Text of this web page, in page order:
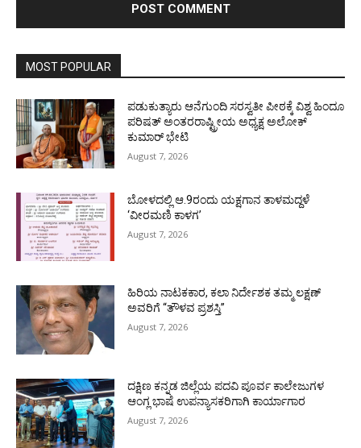
MOST POPULAR
ಪಡುಕುತ್ಯಾರು ಆನೆಗುಂದಿ ಸರಸ್ವತೀ ಪೀಠಕ್ಕೆ ವಿಶ್ವ ಹಿಂದೂ
ಪರಿಷತ್ ಅಂತರರಾಷ್ಟ್ರೀಯ ಅಧ್ಯಕ್ಷ ಅಲೋಕ್
ಕುಮಾರ್ ಭೇಟಿ
August 7, 2026
ಬೋಳದಲ್ಲಿ ಆ.9ರಂದು ಯಕ್ಷಗಾನ ತಾಳಮದ್ದಳೆ
‘ವೀರಮಣಿ ಕಾಳಗ’
August 7, 2026
ಹಿರಿಯ ನಾಟಕಕಾರ, ಕಲಾ ನಿರ್ದೇಶಕ ತಮ್ಮ ಲಕ್ಷಣ್
ಅವರಿಗೆ “ತೌಳವ ಪ್ರಶಸ್ತಿ”
August 7, 2026
ದಕ್ಷಿಣ ಕನ್ನಡ ಜಿಲ್ಲೆಯ ಪದವಿ ಪೂರ್ವ ಕಾಲೇಜುಗಳ
ಆಂಗ್ಲ ಭಾಷೆ ಉಪನ್ಯಾಸಕರಿಗಾಗಿ ಕಾರ್ಯಾಗಾರ
August 7, 2026